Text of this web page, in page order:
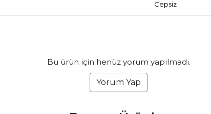
Cepsiz
Bu ürün için henüz yorum yapılmadı.
Yorum Yap